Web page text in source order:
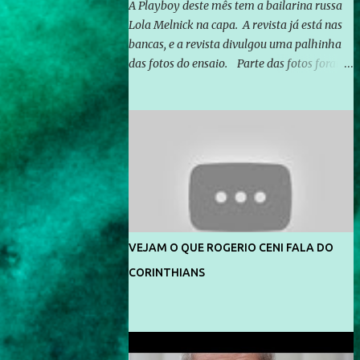
A Playboy deste mês tem a bailarina russa
Lola Melnick na capa. A revista já está nas
bancas, e a revista divulgou uma palhinha
das fotos do ensaio. Parte das fotos foram
divulga capa e primeiras fotos de Lola
Melnick - @aredacao
VEJAM O QUE ROGERIO CENI FALA DO
CORINTHIANS